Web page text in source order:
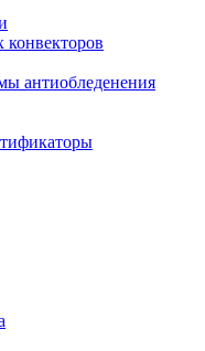
конвекторов
антиобледенения